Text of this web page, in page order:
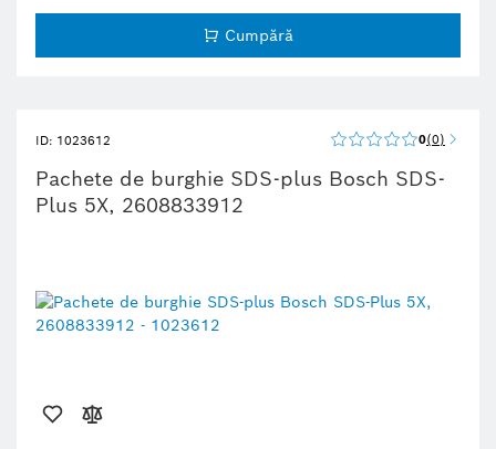
Cumpără
ID: 1023612 0 0
Pachete de burghie SDS-plus Bosch SDS-
Plus 5X, 2608833912